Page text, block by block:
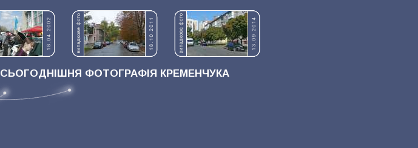
СЬОГОДНІШНЯ ФОТОГРАФІЯ КРЕМЕНЧУКА